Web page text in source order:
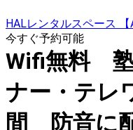
HALレンタルスペース
今すぐ予約可能
Wifi無料 塾
ナー・テレ
間 防音に